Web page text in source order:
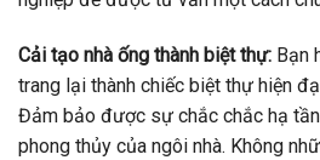
Cải tạo nhà ống thành biệt thự: Bạn
trang lại thành chiếc biệt thự hiện
Đảm bảo được sự chắc chắc hạ
phong thủy của ngôi nhà. Không